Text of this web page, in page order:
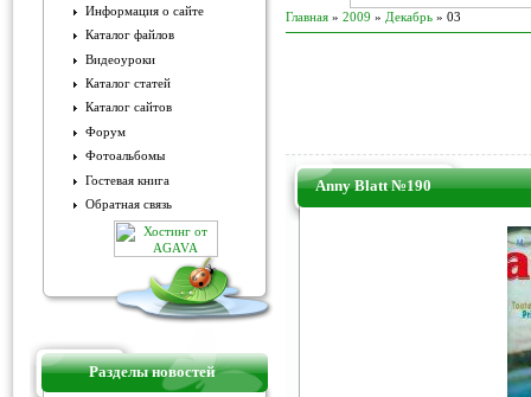
Информация о сайте
Каталог файлов
Видеоуроки
Каталог статей
Каталог сайтов
Форум
Фотоальбомы
Гостевая книга
Обратная связь
Разделы новостей
Главная » 2009 » Декабрь » 03
Anny Blatt №190